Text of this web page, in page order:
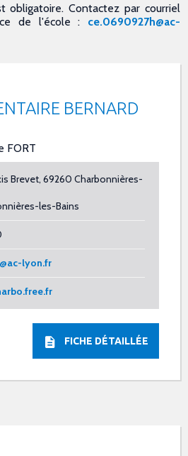
obligatoire. Contactez par courriel
de l'école : ce.0690927h@ac-
BERNARD
FORT
Brevet, 69260 Charbonnières-
les-Bains
lyon.fr
FICHE DÉTAILLÉE